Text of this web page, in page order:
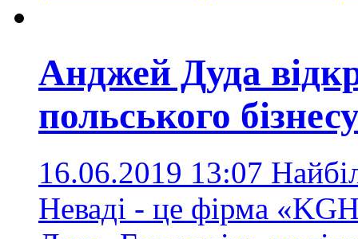
Анджей Дуда
польського
16.06.2019 13:07
Неваді - це фірма